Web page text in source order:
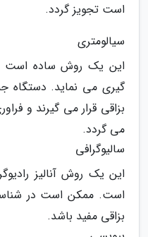
است تجویز گردد.
سیالومتری
این یک روش ساده است
گیری می نماید. دستگاه
بزاقی قرار می گیرند و
می گردد.
سالیوگرافی
این یک روش آنالیز
است. ممکن است در
بزاقی مفید باشد.